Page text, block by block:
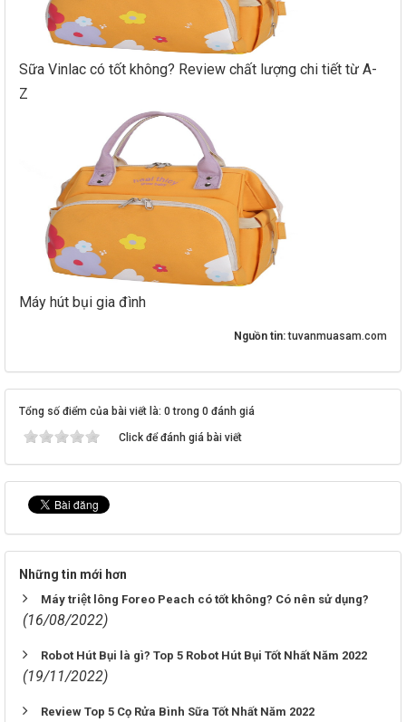
Sữa Vinlac có tốt không? Review chất lượng chi tiết từ A-
Z
Máy hút bụi gia đình
Nguồn tin:tuvanmuasam.com
Tổng số điểm của bài viết là: 0 trong 0 đánh giá
Click để đánh giá bài viết
Những tin mới hơn
Máy triệt lông Foreo Peach có tốt không? Có nên sử dụng?
(16/08/2022)
Robot Hút Bụi là gì? Top 5 Robot Hút Bụi Tốt Nhất Năm 2022
(19/11/2022)
Review Top 5 Cọ Rửa Bình Sữa Tốt Nhất Năm 2022